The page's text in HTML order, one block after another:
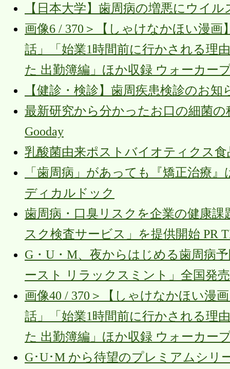
【日本大学】歯周病の増悪にウイ
画像6 / 370＞【しゃけなかほい漫
話」「始業1時間前に行かされる理
た 出勤簿編」ほか収録 ウォーカー
【健診・検診】歯周疾患検診のお
最新研究から分かったお口の細菌
Gooday
乳酸菌由来ポストバイオティクス
「歯周病」があっても『矯正治療
ディカルドック
歯周病・口臭リスクを企業の健康
スク検査サービス」を提供開始 PR
G・U・M、夜からはじめる歯周病
ースト リラックスミント」全国発
画像40 / 370＞【しゃけなかほい漫
話」「始業1時間前に行かされる理
た 出勤簿編」ほか収録 ウォーカー
G･U･M から待望のプレミアムシリ